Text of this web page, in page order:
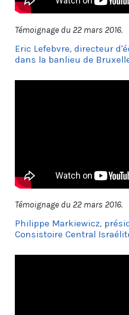
Témoignage du 22 mars 2016.
Eric Lefebvre, directeur
dans la banlieu de
Témoignage du 22 mars 2016.
Philippe Markiewicz,
Consistoire Central